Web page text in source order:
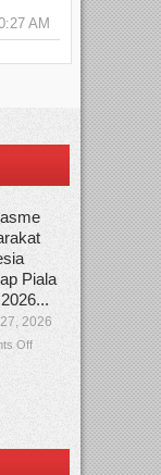
AM
Piala
2026
Off